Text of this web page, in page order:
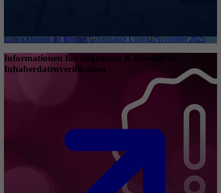
Entwicklungen im Internet Governance Umfeld November 2025
Informationen für Registrare & Reseller zu
Inhaberdatenverifikation